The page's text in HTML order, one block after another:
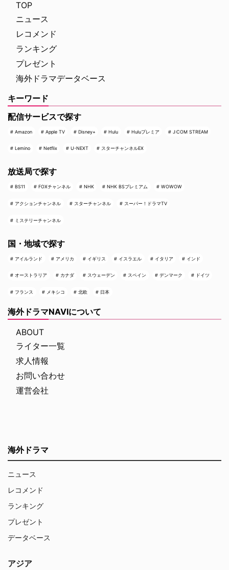
の家族”がどのように逃げ延びる
…
TOP
ニュース
レコメンド
ランキング
プレゼント
海外ドラマデータベース
キーワード
配信サービスで探す
Amazon Apple TV Disney+ Hulu Huluプレミア J:COM STREAM
Lemino Netflix U-NEXT スターチャンネルEX
放送局で探す
BS11 FOXチャンネル NHK NHK BSプレミアム WOWOW
アクションチャンネル スターチャンネル スーパー！ドラマTV
ミステリーチャンネル
国・地域で探す
アイルランド アメリカ イギリス イスラエル イタリア インド
オーストラリア カナダ スウェーデン スペイン デンマーク ドイツ
フランス メキシコ 北欧 日本
海外ドラマNAVIについて
ABOUT
ライター一覧
求人情報
お問い合わせ
運営会社
海外ドラマ
ニュース
レコメンド
ランキング
プレゼント
データベース
アジア